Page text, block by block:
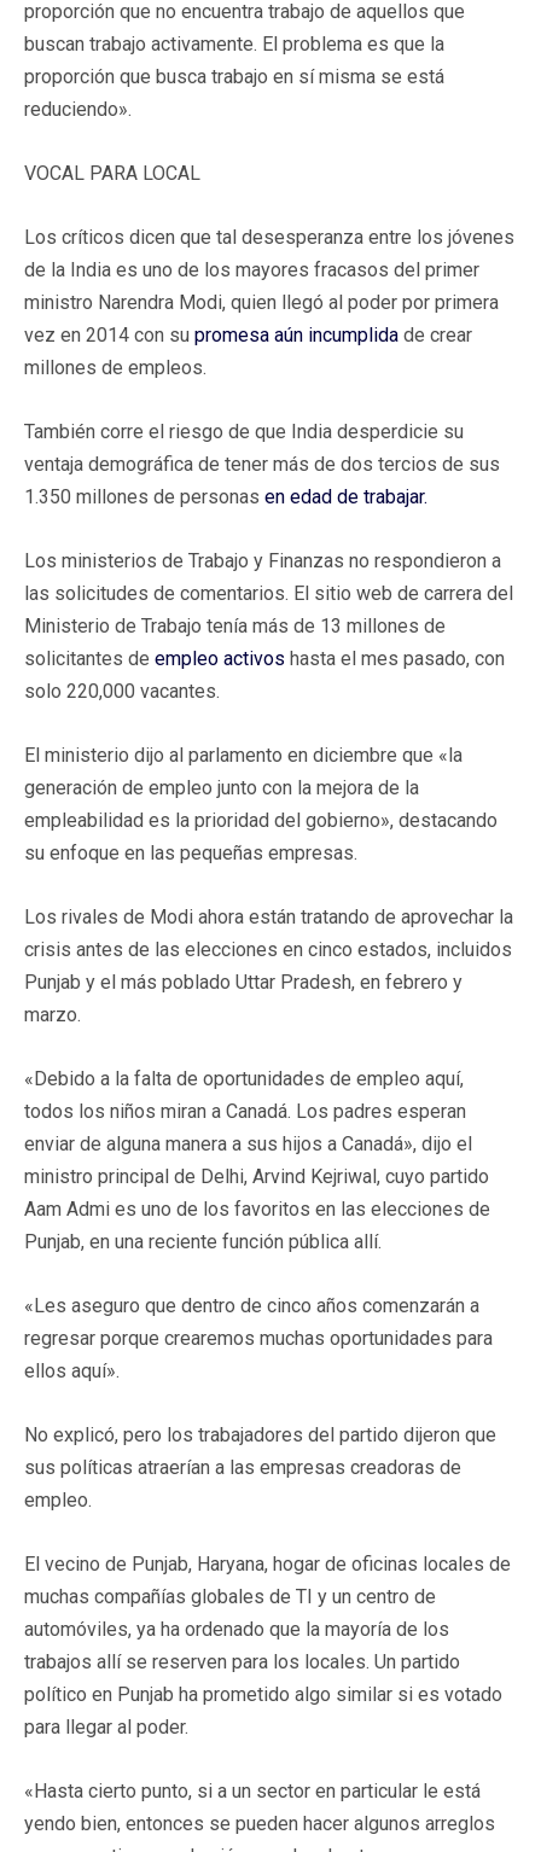
proporción que no encuentra trabajo de aquellos que
buscan trabajo activamente. El problema es que la
proporción que busca trabajo en sí misma se está
reduciendo».
VOCAL PARA LOCAL
Los críticos dicen que tal desesperanza entre los jóvenes
de la India es uno de los mayores fracasos del primer
ministro Narendra Modi, quien llegó al poder por primera
vez en 2014 con su promesa aún incumplida de crear
millones de empleos.
También corre el riesgo de que India desperdicie su
ventaja demográfica de tener más de dos tercios de sus
1.350 millones de personas en edad de trabajar.
Los ministerios de Trabajo y Finanzas no respondieron a
las solicitudes de comentarios. El sitio web de carrera del
Ministerio de Trabajo tenía más de 13 millones de
solicitantes de empleo activos hasta el mes pasado, con
solo 220,000 vacantes.
El ministerio dijo al parlamento en diciembre que «la
generación de empleo junto con la mejora de la
empleabilidad es la prioridad del gobierno», destacando
su enfoque en las pequeñas empresas.
Los rivales de Modi ahora están tratando de aprovechar la
crisis antes de las elecciones en cinco estados, incluidos
Punjab y el más poblado Uttar Pradesh, en febrero y
marzo.
«Debido a la falta de oportunidades de empleo aquí,
todos los niños miran a Canadá. Los padres esperan
enviar de alguna manera a sus hijos a Canadá», dijo el
ministro principal de Delhi, Arvind Kejriwal, cuyo partido
Aam Admi es uno de los favoritos en las elecciones de
Punjab, en una reciente función pública allí.
«Les aseguro que dentro de cinco años comenzarán a
regresar porque crearemos muchas oportunidades para
ellos aquí».
No explicó, pero los trabajadores del partido dijeron que
sus políticas atraerían a las empresas creadoras de
empleo.
El vecino de Punjab, Haryana, hogar de oficinas locales de
muchas compañías globales de TI y un centro de
automóviles, ya ha ordenado que la mayoría de los
trabajos allí se reserven para los locales. Un partido
político en Punjab ha prometido algo similar si es votado
para llegar al poder.
«Hasta cierto punto, si a un sector en particular le está
yendo bien, entonces se pueden hacer algunos arreglos